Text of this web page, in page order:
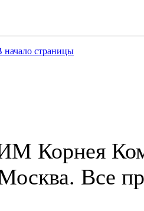
начало страницы
Корнея
Все